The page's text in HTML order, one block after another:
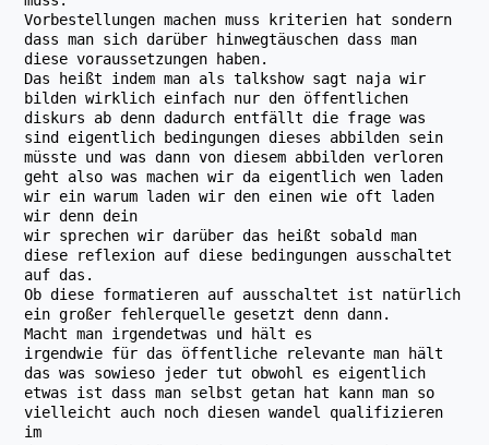
Vorbestellungen machen muss kriterien hat sondern
dass man sich darüber hinwegtäuschen dass man
diese voraussetzungen haben.
Das heißt indem man als talkshow sagt naja wir
bilden wirklich einfach nur den öffentlichen
diskurs ab denn dadurch entfällt die frage was
sind eigentlich bedingungen dieses abbilden sein
müsste und was dann von diesem abbilden verloren
geht also was machen wir da eigentlich wen laden
wir ein warum laden wir den einen wie oft laden
wir denn dein
wir sprechen wir darüber das heißt sobald man
diese reflexion auf diese bedingungen ausschaltet
auf das.
Ob diese formatieren auf ausschaltet ist natürlich
ein großer fehlerquelle gesetzt denn dann.
Macht man irgendetwas und hält es
irgendwie für das öffentliche relevante man hält
das was sowieso jeder tut obwohl es eigentlich
etwas ist dass man selbst getan hat kann man so
vielleicht auch noch diesen wandel qualifizieren
im